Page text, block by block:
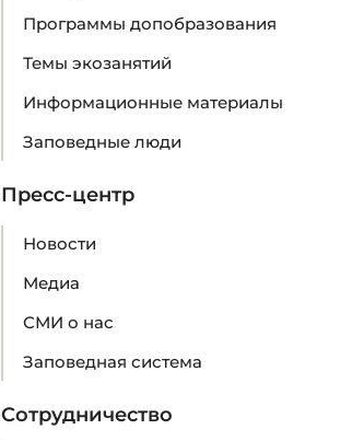
Программы допобразования
Темы экозанятий
Информационные материалы
Заповедные люди
Пресс-центр
Новости
Медиа
СМИ о нас
Заповедная система
Сотрудничество